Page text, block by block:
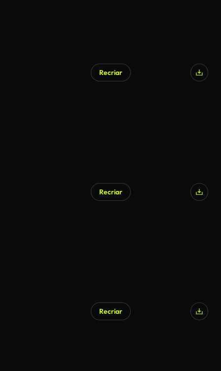
Recriar
Recriar
Recriar